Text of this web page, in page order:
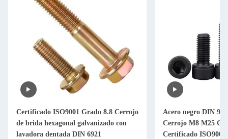
Certificado ISO9001 Grado 8.8 Cerrojo
de brida hexagonal galvanizado con
lavadora dentada DIN 6921
Acero negro DIN
Cerrojo M8 M25
Certificado ISO9001